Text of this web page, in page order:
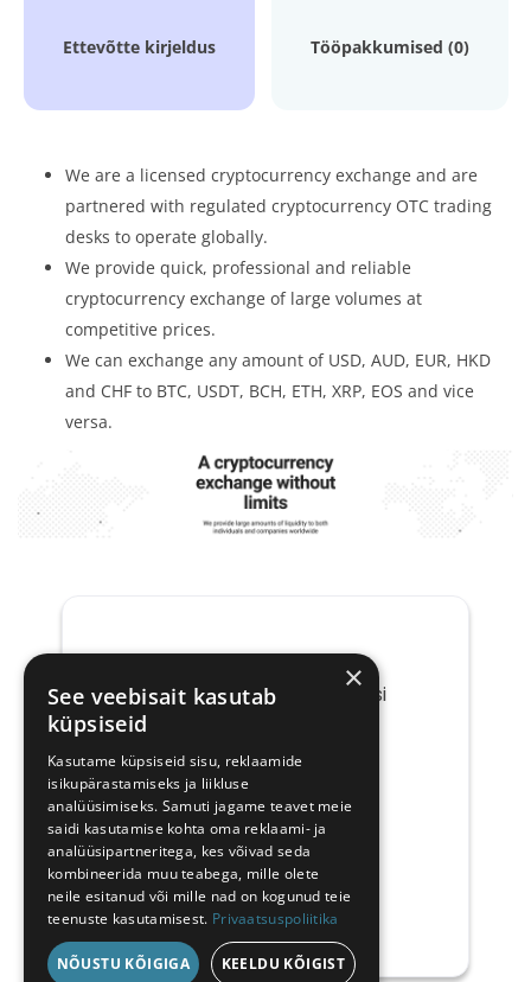
Ettevõtte kirjeldus Tööpakkumised (0)
We are a licensed cryptocurrency exchange and are
partnered with regulated cryptocurrency OTC trading
desks to operate globally.
We provide quick, professional and reliable
cryptocurrency exchange of large volumes at
competitive prices.
We can exchange any amount of USD, AUD, EUR, HKD
and CHF to BTC, USDT, BCH, ETH, XRP, EOS and vice
versa.
Saada mulle tööpakkumisi
Teie
e-
post
×
See veebisait kasutab
küpsiseid
Kasutame küpsiseid sisu, reklaamide
isikupärastamiseks ja liikluse
analüüsimiseks. Samuti jagame teavet meie
saidi kasutamise kohta oma reklaami- ja
analüüsipartneritega, kes võivad seda
kombineerida muu teabega, mille olete
neile esitanud või mille nad on kogunud teie
teenuste kasutamisest. Privaatsuspoliitika
NÕUSTU KÕIGIGA KEELDU KÕIGIST